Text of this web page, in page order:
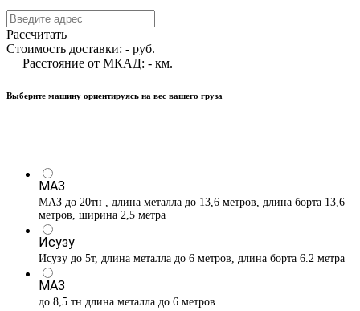
Рассчитать
Стоимость доставки: - руб.
Расстояние от МКАД: - км.
Выберите машину ориентируясь на вес вашего груза
МАЗ
МАЗ до 20тн , длина металла до 13,6 метров, длина борта 13,6
метров, ширина 2,5 метра
Исузу
Исузу до 5т, длина металла до 6 метров, длина борта 6.2 метра
МАЗ
до 8,5 тн длина металла до 6 метров